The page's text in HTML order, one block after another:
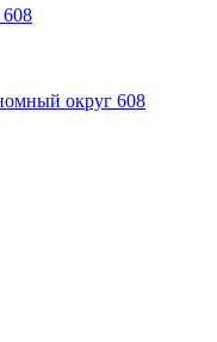
608
округ 608